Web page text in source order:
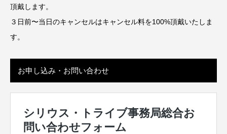
頂戴します。
３日前〜当日のキャンセルはキャンセル料を100%頂戴いたしま
す。
お申し込み・お問い合わせ